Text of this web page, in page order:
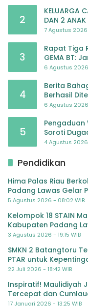
2
KELUARGA
DAN 2 ANAK
JULI 2026
7 Agustus 2026
3
Rapat Tiga
GEMA BT:
6 Agustus 2026
4
Berita
Berhasil
6 Agustus
5
Pengaduan
Soroti
TK Al-Ikhlas
4 Agustus 2026
Pendidikan
Hima Palas Riau
Padang Lawas Gelar
Padang Lawas
5 Agustus 2026 - 08:02 WIB
Kelompok 18 STAIN
Kabupaten Padang
3 Agustus 2026 - 19:15 WIB
SMKN 2 Batangtoru
PTAR untuk
22 Juli 2026 - 18:42 WIB
Inspiratif! Maulidiyah
Tercepat dan
17 Januari 2026 - 13:25 WIB